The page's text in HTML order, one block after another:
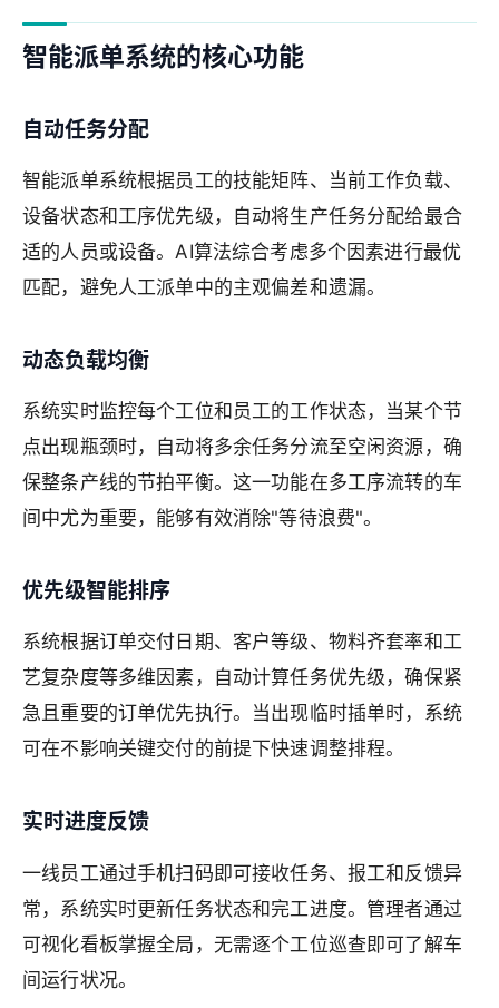
智能派单系统的核心功能
自动任务分配
智能派单系统根据员工的技能矩阵、当前工作负载、
设备状态和工序优先级，自动将生产任务分配给最合
适的人员或设备。AI算法综合考虑多个因素进行最优
匹配，避免人工派单中的主观偏差和遗漏。
动态负载均衡
系统实时监控每个工位和员工的工作状态，当某个节
点出现瓶颈时，自动将多余任务分流至空闲资源，确
保整条产线的节拍平衡。这一功能在多工序流转的车
间中尤为重要，能够有效消除"等待浪费"。
优先级智能排序
系统根据订单交付日期、客户等级、物料齐套率和工
艺复杂度等多维因素，自动计算任务优先级，确保紧
急且重要的订单优先执行。当出现临时插单时，系统
可在不影响关键交付的前提下快速调整排程。
实时进度反馈
一线员工通过手机扫码即可接收任务、报工和反馈异
常，系统实时更新任务状态和完工进度。管理者通过
可视化看板掌握全局，无需逐个工位巡查即可了解车
间运行状况。